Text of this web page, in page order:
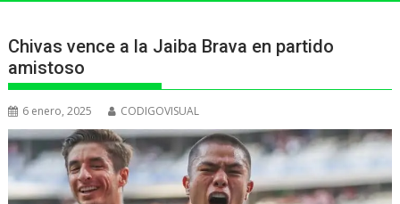
Chivas vence a la Jaiba Brava en partido
amistoso
6 enero, 2025 CODIGOVISUAL